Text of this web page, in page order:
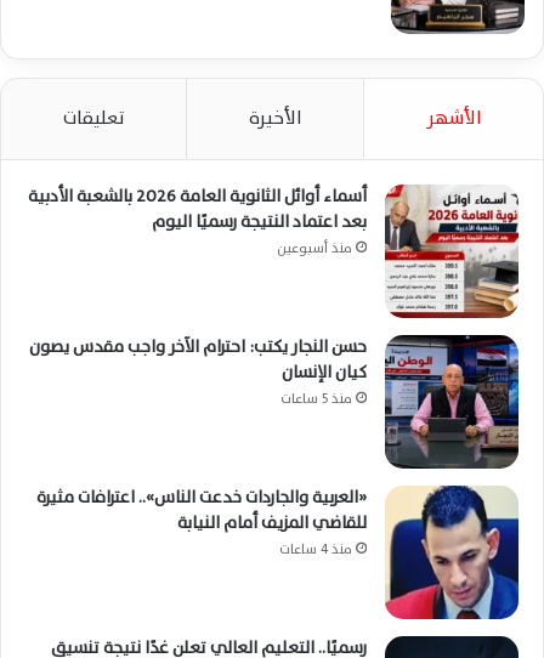
الأشهر الأخيرة تعليقات
أسماء أوائل الثانوية العامة 2026 بالشعبة الأدبية
بعد اعتماد النتيجة رسميًا اليوم
منذ أسبوعين
حسن النجار يكتب: احترام الآخر واجب مقدس يصون
كيان الإنسان
منذ 5 ساعات
«العربية والجاردات خدعت الناس».. اعترافات مثيرة
للقاضي المزيف أمام النيابة
منذ 4 ساعات
رسميًا.. التعليم العالي تعلن غدًا نتيجة تنسيق